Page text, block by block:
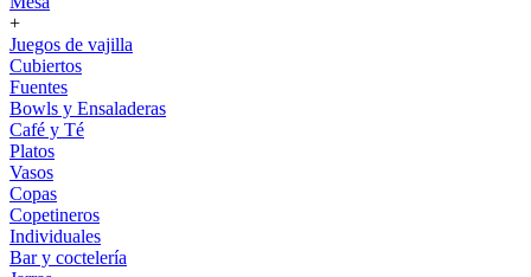
+
Juegos de vajilla
Cubiertos
Fuentes
Bowls y Ensaladeras
Café y Té
Platos
Vasos
Copas
Copetineros
Individuales
Bar y coctelería